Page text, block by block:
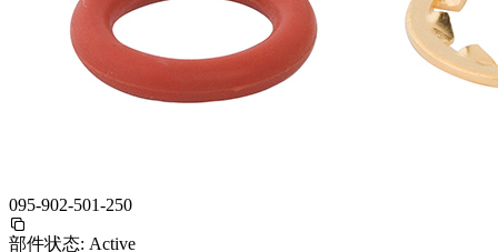
095-902-501-250
部件状态: Active